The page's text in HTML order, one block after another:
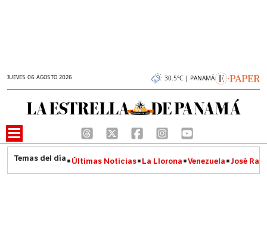
JUEVES 06 AGOSTO 2026 30.5°C | PANAMÁ
Últimas Noticias La Llorona Venezuela José